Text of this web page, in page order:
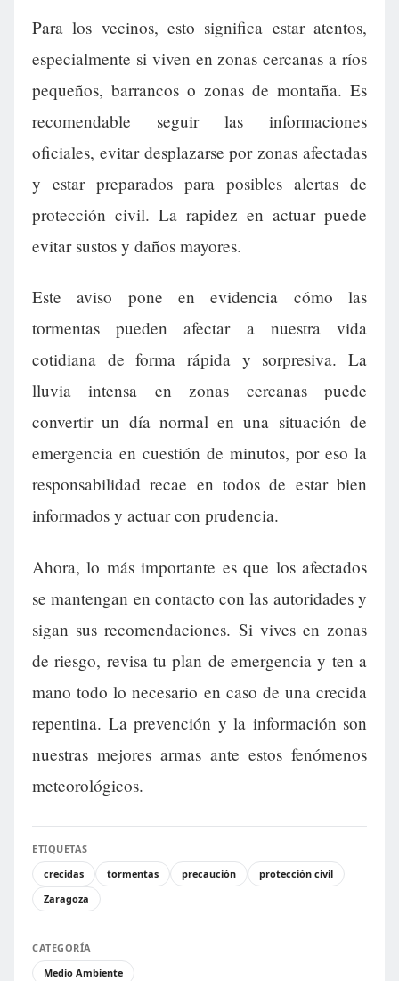
Para los vecinos, esto significa estar atentos,
especialmente si viven en zonas cercanas a ríos
pequeños, barrancos o zonas de montaña. Es
recomendable seguir las informaciones
oficiales, evitar desplazarse por zonas afectadas
y estar preparados para posibles alertas de
protección civil. La rapidez en actuar puede
evitar sustos y daños mayores.
Este aviso pone en evidencia cómo las
tormentas pueden afectar a nuestra vida
cotidiana de forma rápida y sorpresiva. La
lluvia intensa en zonas cercanas puede
convertir un día normal en una situación de
emergencia en cuestión de minutos, por eso la
responsabilidad recae en todos de estar bien
informados y actuar con prudencia.
Ahora, lo más importante es que los afectados
se mantengan en contacto con las autoridades y
sigan sus recomendaciones. Si vives en zonas
de riesgo, revisa tu plan de emergencia y ten a
mano todo lo necesario en caso de una crecida
repentina. La prevención y la información son
nuestras mejores armas ante estos fenómenos
meteorológicos.
ETIQUETAS
crecidas
tormentas precaución
protección civil
Zaragoza
CATEGORÍA
Medio Ambiente